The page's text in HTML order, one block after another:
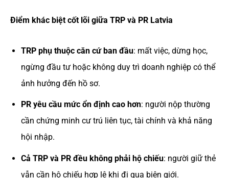
Điểm khác biệt cốt lõi giữa TRP và PR Latvia
TRP phụ thuộc căn cứ ban đầu: mất việc, dừng học,
ngừng đầu tư hoặc không duy trì doanh nghiệp có thể
ảnh hưởng đến hồ sơ.
PR yêu cầu mức ổn định cao hơn: người nộp thường
cần chứng minh cư trú liên tục, tài chính và khả năng
hội nhập.
Cả TRP và PR đều không phải hộ chiếu: người giữ thẻ
vẫn cần hộ chiếu hợp lệ khi đi qua biên giới.